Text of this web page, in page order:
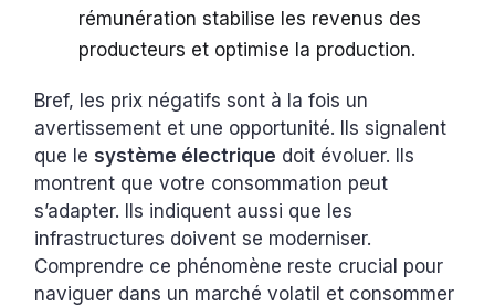
rémunération stabilise les revenus des
producteurs et optimise la production.
Bref, les prix négatifs sont à la fois un
avertissement et une opportunité. Ils signalent
que lesystème électrique doit évoluer. Ils
montrent que votre consommation peut
s’adapter. Ils indiquent aussi que les
infrastructures doivent se moderniser.
Comprendre ce phénomène reste crucial pour
naviguer dans un marché volatil et consommer